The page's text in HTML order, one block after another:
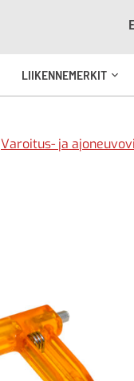
LIIKENNEMERKIT
Varoitus- ja